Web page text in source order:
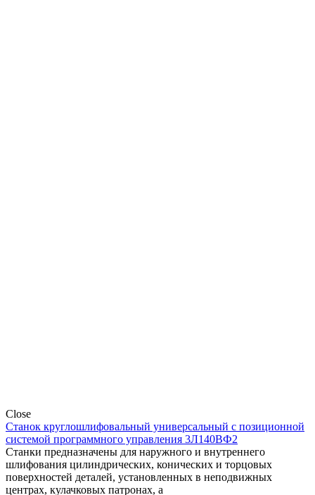
Close
Станок круглошлифовальный универсальный с позиционной
системой программного управления 3Л140ВФ2
Станки предназначены для наружного и внутреннего
шлифования цилиндрических, конических и торцовых
поверхностей деталей, установленных в неподвижных
центрах, кулачковых патронах, а